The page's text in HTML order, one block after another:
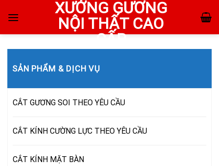
XƯỞNG GƯƠNG
NỘI THẤT CAO
CẤP
SẢN PHẨM & DỊCH VỤ
CẮT GƯƠNG SOI THEO YÊU CẦU
CẮT KÍNH CƯỜNG LỰC THEO YÊU CẦU
CẮT KÍNH MẶT BÀN